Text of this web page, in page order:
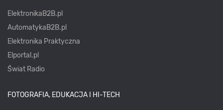
ElektronikaB2B.pl
AutomatykaB2B.pl
Elektronika Praktyczna
Elportal.pl
Świat Radio
FOTOGRAFIA, EDUKACJA I HI-TECH